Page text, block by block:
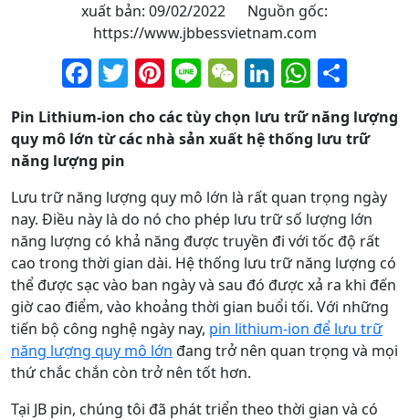
xuất bản: 09/02/2022 Nguồn gốc:
https://www.jbbessvietnam.com
Facebook
Twitter
Pinterest
LineWeChat
LinkedIn
Pin Lithium-ion cho các tùy chọn lưu trữ năng lượng
quy mô lớn từ các nhà sản xuất hệ thống lưu trữ
năng lượng pin
Lưu trữ năng lượng quy mô lớn là rất quan trọng ngày
nay. Điều này là do nó cho phép lưu trữ số lượng lớn
năng lượng có khả năng được truyền đi với tốc độ rất
cao trong thời gian dài. Hệ thống lưu trữ năng lượng có
thể được sạc vào ban ngày và sau đó được xả ra khi đến
giờ cao điểm, vào khoảng thời gian buổi tối. Với những
tiến bộ công nghệ ngày nay, pin lithium-ion để lưu trữ
năng lượng quy mô lớn đang trở nên quan trọng và mọi
thứ chắc chắn còn trở nên tốt hơn.
Tại JB pin, chúng tôi đã phát triển theo thời gian và có